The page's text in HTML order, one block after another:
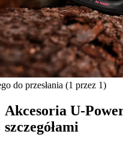
do przesłania (1 przez 1)
Akcesoria
szczegółami